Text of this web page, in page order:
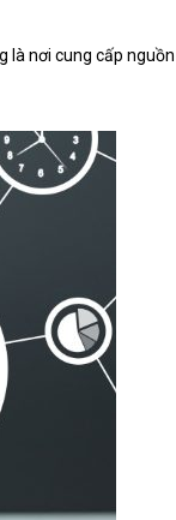
là nơi cung cấp nguồn